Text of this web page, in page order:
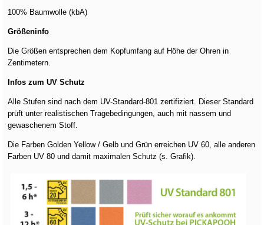
100% Baumwolle (kbA)
Größeninfo
Die Größen entsprechen dem Kopfumfang auf Höhe der Ohren in
Zentimetern.
Infos zum UV Schutz
Alle Stufen sind nach dem UV-Standard-801 zertifiziert. Dieser Standard
prüft unter realistischen Tragebedingungen, auch mit nassem und
gewaschenem Stoff.
Die Farben Golden Yellow / Gelb und Grün erreichen UV 60, alle anderen
Farben UV 80 und damit maximalen Schutz (s. Grafik).